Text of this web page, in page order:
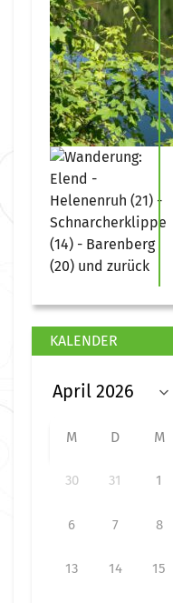
KALENDER
M D M
30 31 1
6 7 8
13 14 15